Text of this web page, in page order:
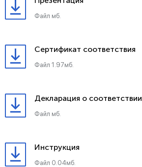
Файл мб.
Сертификат соответствия
Файл 1.97мб.
Декларация о соответствии
Файл мб.
Инструкция
Файл 0.04мб.